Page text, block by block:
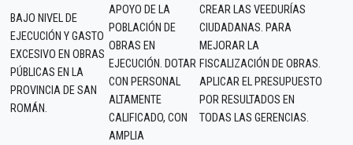
BAJO NIVEL DE
EJECUCIÓN Y GASTO
EXCESIVO EN OBRAS
PÚBLICAS EN LA
PROVINCIA DE SAN
ROMÁN.
APOYO DE LA
POBLACIÓN DE
OBRAS EN
EJECUCIÓN. DOTAR
CON PERSONAL
ALTAMENTE
CALIFICADO, CON
AMPLIA
CREAR LAS VEEDURÍAS
CIUDADANAS. PARA
MEJORAR LA
FISCALIZACIÓN DE OBRAS.
APLICAR EL PRESUPUESTO
POR RESULTADOS EN
TODAS LAS GERENCIAS.